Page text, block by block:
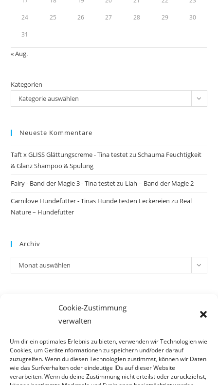
Cookie-Zustimmung
verwalten
Um dir ein optimales Erlebnis zu bieten, verwenden wir Technologien wie
Cookies, um Geräteinformationen zu speichern und/oder darauf
zuzugreifen. Wenn du diesen Technologien zustimmst, können wir Daten
wie das Surfverhalten oder eindeutige IDs auf dieser Website
verarbeiten. Wenn du deine Zustimmung nicht erteilst oder zurückziehst,
24 25 26 27 28 29 30
31
« Aug.
Kategorien
Kategorie auswählen
Neueste Kommentare
Taft x GLISS Glättungscreme - Tina testetzuSchauma Feuchtigkeit
& Glanz Shampoo & Spülung
Fairy - Band der Magie 3 - Tina testetzu Liah – Band der Magie 2
Carnilove Hundefutter - Tinas Hunde testen Leckereien zu Real
Nature – Hundefutter
Archiv
Archiv
Monat auswählen
Kommentar-Feed
WordPress.org